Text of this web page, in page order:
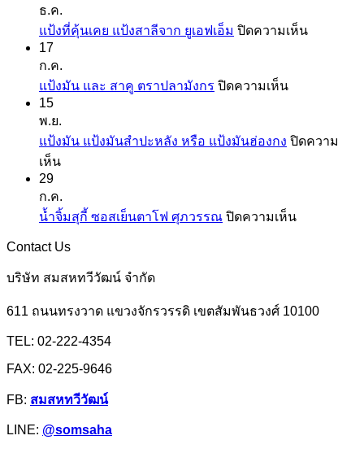
ธ.ค.
แป้งที่คุ้นเคย แป้งสาลีจาก ยูเอฟเอ็ม ปิดความเห็นบน
17
ก.ค.
แป้งมัน และ สาคู ตราปลามังกร ปิดความเห็นบน
และ
15
พ.ย.
แป้งมัน แป้งมันสำปะหลัง หรือ แป้งมันฮ่องกง ปิดความ
เห็นบน
มัน
แป้ง
มัน
หรือ
ฮ่องกง
29
ก.ค.
น้ำจิ้มสุกี้ ซอสเย็นตาโฟ ศุภวรรณ ปิดความเห็นบน
ซอส
Contact Us
บริษัท สมสหทวีวัฒน์ จำกัด
611 ถนนทรงวาด แขวงจักรวรรดิ เขตสัมพันธวงศ์ 10100
TEL: 02-222-4354
FAX: 02-225-9646
FB: สมสหทวีวัฒน์
LINE: @somsaha